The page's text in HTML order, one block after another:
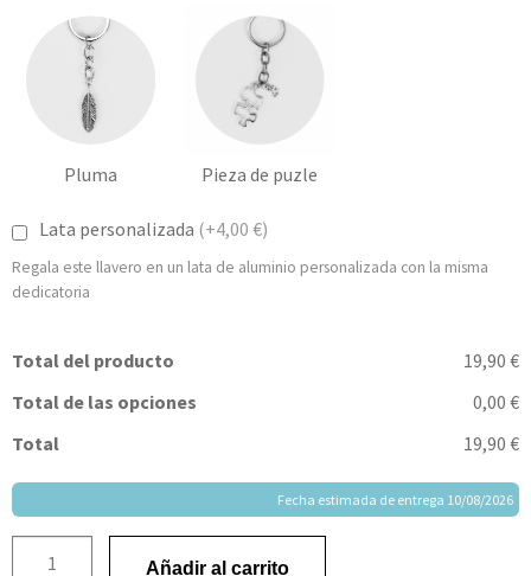
Pluma Pieza de puzle
Lata personalizada (+4,00 €)
Regala este llavero en un lata de aluminio personalizada con la misma
dedicatoria
Total del producto
19,90 €
Total de las opciones
0,00 €
Total
19,90 €
Fecha estimada de entrega 10/08/2026
Añadir al carrito